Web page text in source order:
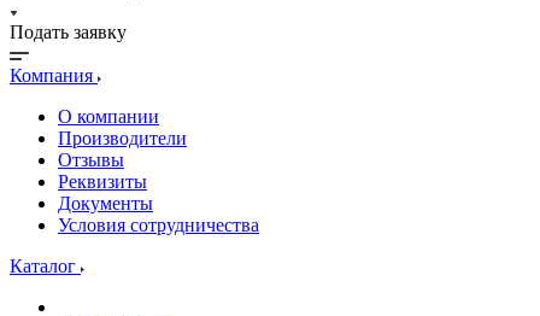
Подать заявку
Компания
О компании
Производители
Отзывы
Реквизиты
Документы
Условия сотрудничества
Каталог